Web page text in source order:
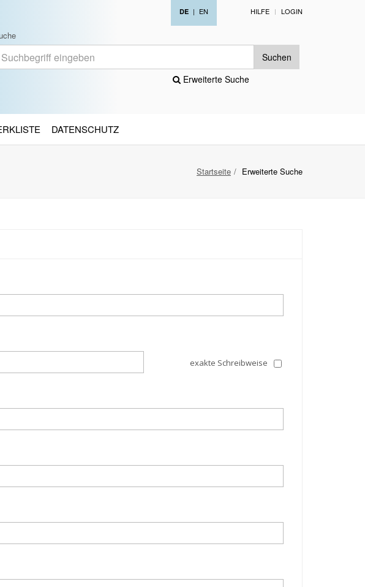
DE | EN HILFE LOGIN
Suchen
Erweiterte Suche
DATENSCHUTZ
Startseite Erweiterte Suche
exakte Schreibweise